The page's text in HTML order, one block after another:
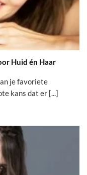
Huid én Haar
je favoriete
kans dat er [...]